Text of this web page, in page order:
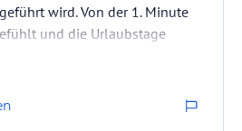
wird. Von der 1. Minute
und die Urlaubstage